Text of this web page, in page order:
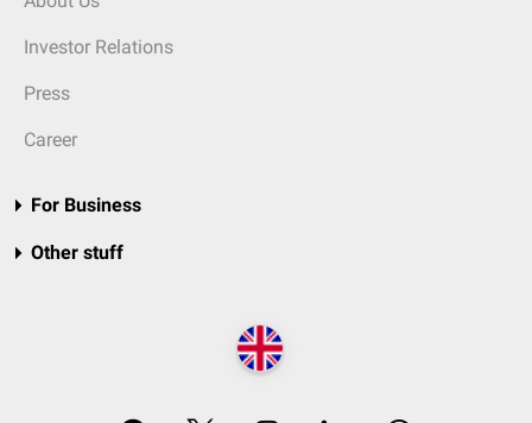
Investor Relations
Press
Career
For Business
Other stuff